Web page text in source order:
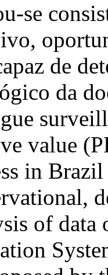
se
de
da
value
in
of data